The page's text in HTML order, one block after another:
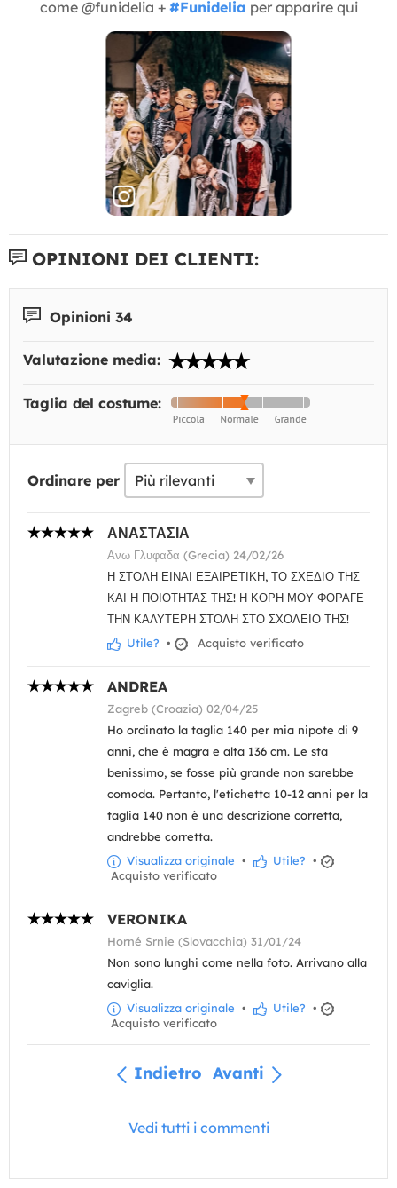
come @funidelia + #Funidelia per apparire qui
OPINIONI DEI CLIENTI:
Opinioni 34
Valutazione media:
Taglia del costume:
Ordinare per
ΑΝΑΣΤΑΣΙΑ
Ανω Γλυφαδα (Grecia) 24/02/26
Η ΣΤΟΛΗ ΕΙΝΑΙ ΕΞΑΙΡΕΤΙΚΗ, ΤΟ ΣΧΕΔΙΟ ΤΗΣ
ΚΑΙ Η ΠΟΙΟΤΗΤΑΣ ΤΗΣ! Η ΚΟΡΗ ΜΟΥ ΦΟΡΑΓΕ
ΤΗΝ ΚΑΛΥΤΕΡΗ ΣΤΟΛΗ ΣΤΟ ΣΧΟΛΕΙΟ ΤΗΣ!
Utile? • Acquisto verificato
ANDREA
Zagreb (Croazia) 02/04/25
Ho ordinato la taglia 140 per mia nipote di 9
anni, che è magra e alta 136 cm. Le sta
benissimo, se fosse più grande non sarebbe
comoda. Pertanto, l'etichetta 10-12 anni per la
taglia 140 non è una descrizione corretta,
andrebbe corretta.
Visualizza originale • Utile? •
Acquisto verificato
VERONIKA
Horné Srnie (Slovacchia) 31/01/24
Non sono lunghi come nella foto. Arrivano alla
caviglia.
Visualizza originale • Utile? •
Acquisto verificato
Indietro Avanti
Vedi tutti i commenti